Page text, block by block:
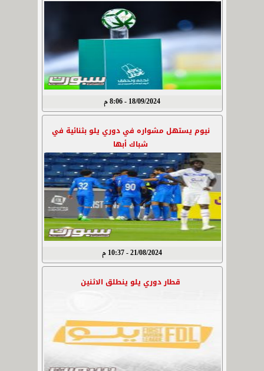
18/09/2024 - 8:06 م
نيوم يستهل مشواره في دوري يلو بثنائية في
شباك أبها
21/08/2024 - 10:37 م
قطار دوري يلو ينطلق الاثنين